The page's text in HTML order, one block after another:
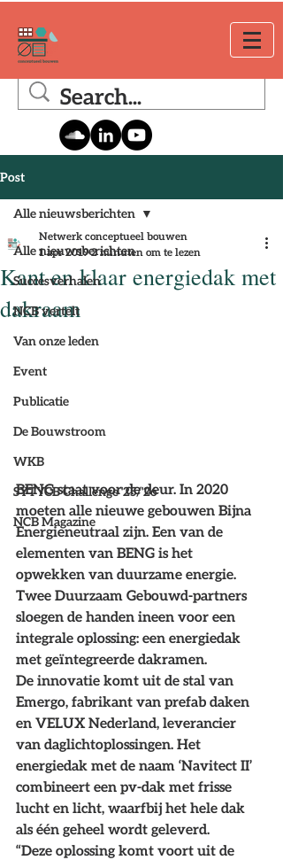
Post
Alle nieuwsberichten
Succesverhalen
NCB vertelt
Van onze leden
Event
Publicatie
De Bouwstroom
WKB
SYTYCB Challenge '25/'26
NCB Magazine
Alle nieuwsberichten
Kant en klaar energiedak met
dakraam
Netwerk conceptueel bouwen
1 apr 2019 2 minuten om te lezen
BENG staat voor de deur. In 2020
moeten alle nieuwe gebouwen Bijna
Energieneutraal zijn. Een van de
elementen van BENG is het
opwekken van duurzame energie.
Twee Duurzaam Gebouwd-partners
sloegen de handen ineen voor een
integrale oplossing: een energiedak
met geïntegreerde dakramen.
De innovatie komt uit de stal van
Emergo, fabrikant van prefab daken
en VELUX Nederland, leverancier
van daglichtoplossingen. Het
energiedak met de naam ‘Navitect II’
combineert een pv-dak met frisse
lucht en licht, waarfbij het hele dak
als één geheel wordt geleverd.
“Deze oplossing komt voort uit de